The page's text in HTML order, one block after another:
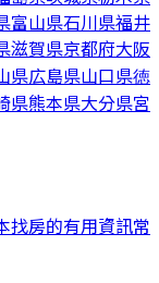
富山県石川県福井
滋賀県京都府大阪
県広島県山口県徳
県熊本県大分県宮
找房的有用資訊常